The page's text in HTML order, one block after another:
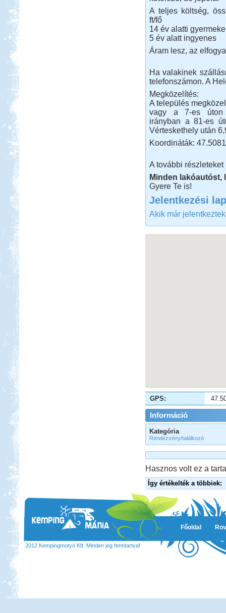
A teljes költség,
ft/fő
14 év alatti
5 év alatt ingyenes
Áram lesz, az
Ha valakinek
telefonszámon. A
Megközelítés:
A település
vagy a 7-es úton
irányban a 81-es
Vérteskethely után
Koordináták:
A további
Minden
Gyere Te is!
Jelentkezési
Akik már
GPS:
Információ
Kategória
Rendezvény/találkozó
Hasznos volt ez a
Így értékelték a többiek:
Főoldal
2012 Kempingmotyó Kft. Minden jog fenntartva!